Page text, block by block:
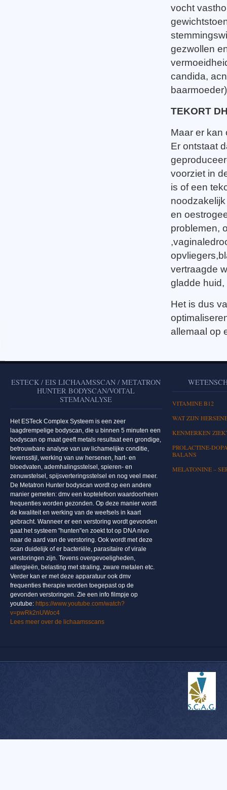
vocht
gezwollen
candida,
TEKORT
Maar er kan
Er ontstaat
voorziet in
is of een
en
problemen,
vertraagde
gladde
Het is dus
allemaal op
ESTECK / EIS LICHAAMSSCAN / METATRON
HUNTER BODYSCAN/VOITAL
STEMANALYSE
Het ESTeck Complex Systeem is een zeer
laagdrempelige bodyscan, die u binnen 5 minuten een
bodyscan op maat geeft metals resultaat een grondige,
betrouwbare analyse van uw lichamelijke conditie,
levensstijl, werking van uw hersenen, hart- en
bloedvaten, ademhalingsstelsel, spieren- en
zenuwstelsel, spijsverteringsstelsel en nog veel meer.
De Metatron Hunter bodyscan wordt op een andere
manier gemeten: dmv een koptelefoon waardoorheen
frequenties worden gezonden. Op deze manier wordt
de kwaliteit en werking van de weefsels in kaart
gebracht. Wanneer er een verstoring wordt gevonden
gaat het systeem "hunten"en zoekt tot op DNA nivo
naar de aard van de verstoring. Ook wordt met deze
scan duidelijk of er bacteriële, parasitaire of virale
verstoringen zijn. Tevens overgevoeligheden,
allergieën, belasting met straling, zware metalen etc.
Verder kan er met deze apparatuur ook dmv
frequenties therapie worden toegepast op de
gevonden verstoringen. Zie een info filmpje op
youtube: https://www.youtube.com/watch?
v=pwRk2nUWoc4
Lees meer over de lichaamsscans
VITAMINE B12
WAT ZIJN
KENMERKEN
PROLACTINE-
BALANS
MELATONINE –